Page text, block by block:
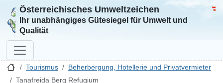
Zur Startseite
Österreichisches Umweltzeichen
Ihr unabhängiges Gütesiegel für Umwelt und
Qualität
Tourismus
Beherbergung, Hotellerie und Privatvermieter
Tanafreida Berg Refugium